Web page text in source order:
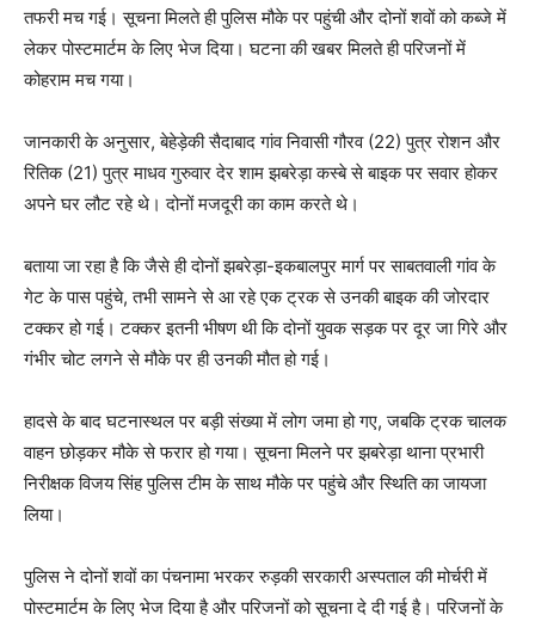
तफरी मच गई। सूचना मिलते ही पुलिस मौके पर पहुंची और दोनों शवों को कब्जे में
लेकर पोस्टमार्टम के लिए भेज दिया। घटना की खबर मिलते ही परिजनों में
कोहराम मच गया।
जानकारी के अनुसार, बेहेड़ेकी सैदाबाद गांव निवासी गौरव (22) पुत्र रोशन और
रितिक (21) पुत्र माधव गुरुवार देर शाम झबरेड़ा कस्बे से बाइक पर सवार होकर
अपने घर लौट रहे थे। दोनों मजदूरी का काम करते थे।
बताया जा रहा है कि जैसे ही दोनों झबरेड़ा-इकबालपुर मार्ग पर साबतवाली गांव के
गेट के पास पहुंचे, तभी सामने से आ रहे एक ट्रक से उनकी बाइक की जोरदार
टक्कर हो गई। टक्कर इतनी भीषण थी कि दोनों युवक सड़क पर दूर जा गिरे और
गंभीर चोट लगने से मौके पर ही उनकी मौत हो गई।
हादसे के बाद घटनास्थल पर बड़ी संख्या में लोग जमा हो गए, जबकि ट्रक चालक
वाहन छोड़कर मौके से फरार हो गया। सूचना मिलने पर झबरेड़ा थाना प्रभारी
निरीक्षक विजय सिंह पुलिस टीम के साथ मौके पर पहुंचे और स्थिति का जायजा
लिया।
पुलिस ने दोनों शवों का पंचनामा भरकर रुड़की सरकारी अस्पताल की मोर्चरी में
पोस्टमार्टम के लिए भेज दिया है और परिजनों को सूचना दे दी गई है। परिजनों के